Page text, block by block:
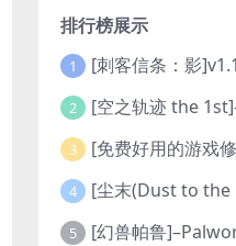
排行榜展示
1
2
3
4
5